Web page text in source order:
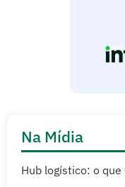
Na Mídia
Hub logístico: o